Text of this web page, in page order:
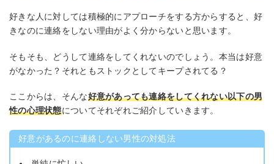
好きな人に対しては積極的にアプローチをする方からすると、好
きなのに連絡をしない理由がよく分からないと思います。
そもそも、どうして連絡をしてくれないのでしょう。本当は好意
がなかった？それともストックとしてキープされてる？
ここからは、そんな好意があっても連絡をしてくれない以下の男
性の心理状態についてそれぞれご紹介していきます。
好意があるのに連絡しない男性の対処法